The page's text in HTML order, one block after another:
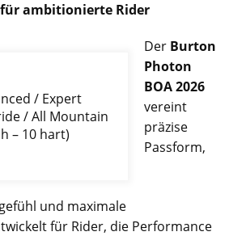
ambitionierte Rider
/ Expert
/ All Mountain
– 10 hart)
Der Burton
Photon
BOA 2026
vereint
präzise
Passform,
und maximale
für Rider, die Performance